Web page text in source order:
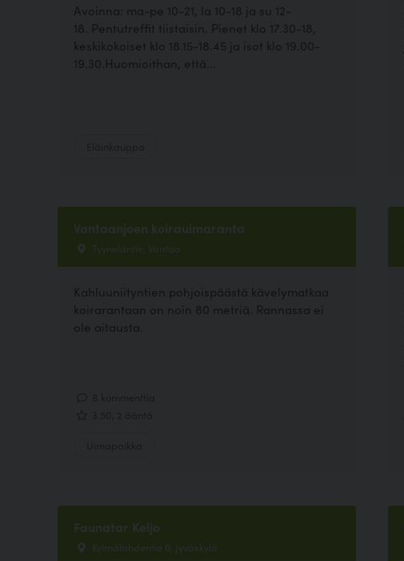
Avoinna: ma-pe 10-21, la 10-18 ja su 12-
18. Pentutreffit tiistaisin. Pienet klo 17.30-18,
keskikokoiset klo 18.15-18.45 ja isot klo 19.00-
19.30.Huomioithan, että...
Vantaanjoen koirauimaranta
Tyyneläntie, Vantaa
Kahluuniityntien pohjoispäästä kävelymatkaa
koirarantaan on noin 80 metriä. Rannassa ei
ole aitausta.
Faunatar Keljo
Kylmälahdentie 6, Jyväskylä